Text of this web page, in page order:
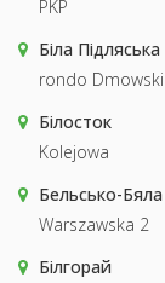
PKP
Біла Підляська
rondo
Білосток
Kolejowa
Бельсько-Бяла
Warszawska 2
Білгорай